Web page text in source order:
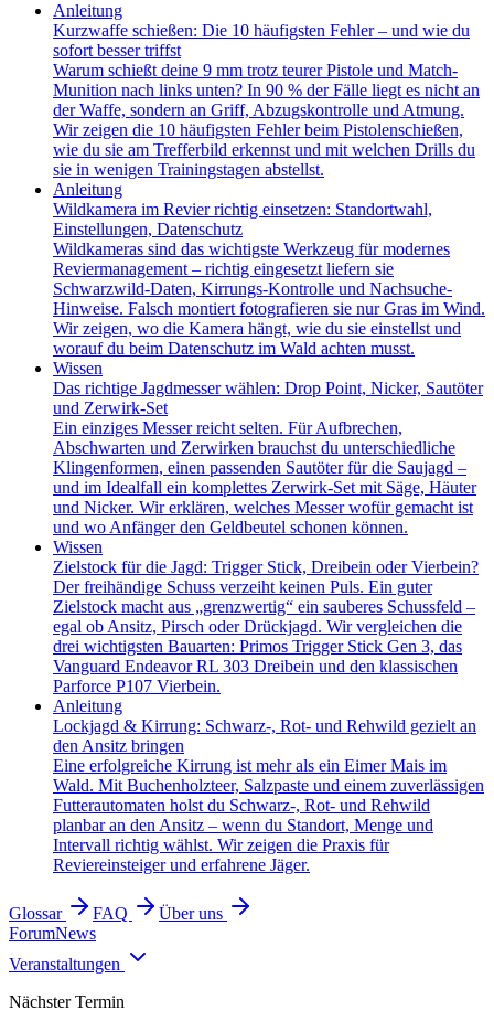
Anleitung
Kurzwaffe schießen: Die 10 häufigsten Fehler – und wie du
sofort besser triffst
Warum schießt deine 9 mm trotz teurer Pistole und Match-
Munition nach links unten? In 90 % der Fälle liegt es nicht an
der Waffe, sondern an Griff, Abzugskontrolle und Atmung.
Wir zeigen die 10 häufigsten Fehler beim Pistolenschießen,
wie du sie am Trefferbild erkennst und mit welchen Drills du
sie in wenigen Trainingstagen abstellst.
Anleitung
Wildkamera im Revier richtig einsetzen: Standortwahl,
Einstellungen, Datenschutz
Wildkameras sind das wichtigste Werkzeug für modernes
Reviermanagement – richtig eingesetzt liefern sie
Schwarzwild-Daten, Kirrungs-Kontrolle und Nachsuche-
Hinweise. Falsch montiert fotografieren sie nur Gras im Wind.
Wir zeigen, wo die Kamera hängt, wie du sie einstellst und
worauf du beim Datenschutz im Wald achten musst.
Wissen
Das richtige Jagdmesser wählen: Drop Point, Nicker, Sautöter
und Zerwirk-Set
Ein einziges Messer reicht selten. Für Aufbrechen,
Abschwarten und Zerwirken brauchst du unterschiedliche
Klingenformen, einen passenden Sautöter für die Saujagd –
und im Idealfall ein komplettes Zerwirk-Set mit Säge, Häuter
und Nicker. Wir erklären, welches Messer wofür gemacht ist
und wo Anfänger den Geldbeutel schonen können.
Wissen
Zielstock für die Jagd: Trigger Stick, Dreibein oder Vierbein?
Der freihändige Schuss verzeiht keinen Puls. Ein guter
Zielstock macht aus „grenzwertig“ ein sauberes Schussfeld –
egal ob Ansitz, Pirsch oder Drückjagd. Wir vergleichen die
drei wichtigsten Bauarten: Primos Trigger Stick Gen 3, das
Vanguard Endeavor RL 303 Dreibein und den klassischen
Parforce P107 Vierbein.
Anleitung
Lockjagd & Kirrung: Schwarz-, Rot- und Rehwild gezielt an
den Ansitz bringen
Eine erfolgreiche Kirrung ist mehr als ein Eimer Mais im
Wald. Mit Buchenholzteer, Salzpaste und einem zuverlässigen
Futterautomaten holst du Schwarz-, Rot- und Rehwild
planbar an den Ansitz – wenn du Standort, Menge und
Intervall richtig wählst. Wir zeigen die Praxis für
Reviereinsteiger und erfahrene Jäger.
Glossar FAQ
Über uns
ForumNews
Veranstaltungen
Nächster Termin